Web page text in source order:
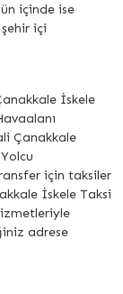
içinde ise
içi
İskele
Çanakkale
için taksiler
İskele Taksi
adrese